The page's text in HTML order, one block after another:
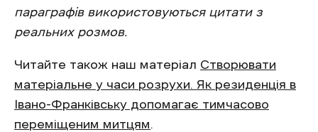
параграфів використовуються цитати з
реальних розмов.
Читайте також наш матеріал Створювати
матеріальне у часи розрухи. Як резиденція в
Івано-Франківську допомагає тимчасово
переміщеним митцям.